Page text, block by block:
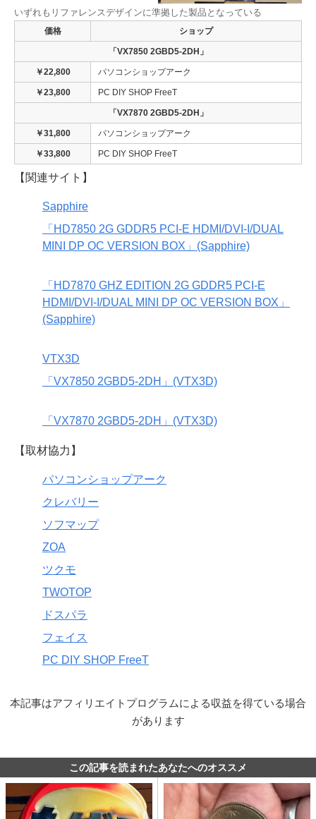
いずれもリファレンスデザインに準拠した製品となっている
価格 ショップ
「VX7850 2GBD5-2DH」
￥22,800 パソコンショップアーク
￥23,800 PC DIY SHOP FreeT
「VX7870 2GBD5-2DH」
￥31,800 パソコンショップアーク
￥33,800 PC DIY SHOP FreeT
【関連サイト】
Sapphire
「HD7850 2G GDDR5 PCI-E HDMI/DVI-I/DUAL
MINI DP OC VERSION BOX」(Sapphire)
「HD7870 GHZ EDITION 2G GDDR5 PCI-E
HDMI/DVI-I/DUAL MINI DP OC VERSION BOX」
(Sapphire)
VTX3D
「VX7850 2GBD5-2DH」(VTX3D)
「VX7870 2GBD5-2DH」(VTX3D)
【取材協力】
パソコンショップアーク
クレバリー
ソフマップ
ZOA
ツクモ
TWOTOP
ドスパラ
フェイス
PC DIY SHOP FreeT
本記事はアフィリエイトプログラムによる収益を得ている場合
があります
この記事を読まれたあなたへのオススメ